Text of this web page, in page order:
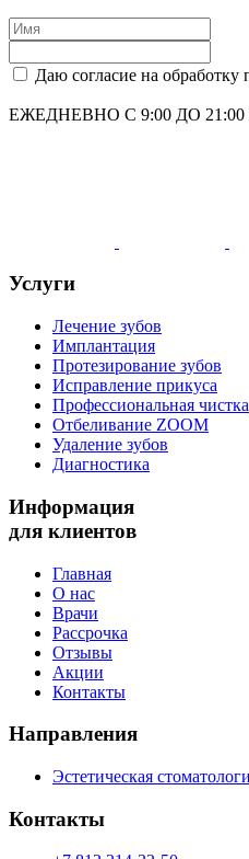
Даю согласие на
ЕЖЕДНЕВНО С 9:00 ДО
Услуги
Лечение зубов
Имплантация
Протезирование зубов
Исправление прикуса
Профессиональная чистка
Отбеливание ZOOM
Удаление зубов
Диагностика
Информация
для клиентов
Главная
О нас
Врачи
Рассрочка
Отзывы
Акции
Контакты
Направления
Эстетическая
Контакты